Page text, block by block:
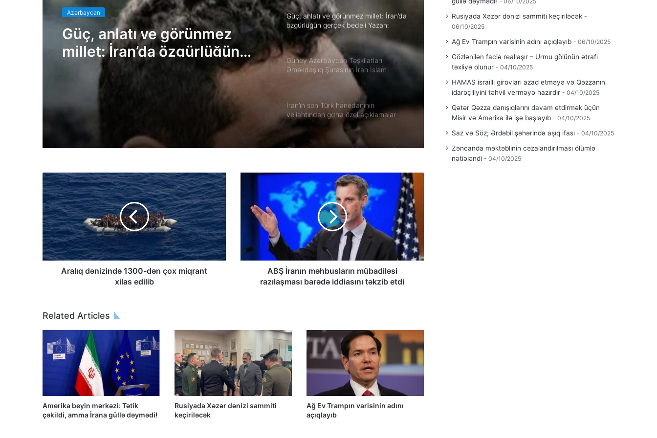
Azərbaycan
Güç, anlatı ve görünmez
millet: İran’da özgürlüğün
gerçek bedeli Yazan: Ekber
Lekestani | İranlı–Amerikalı
bağımsız gazeteci
Güç, anlatı ve görünmez millet: İran’da
özgürlüğün gerçek bedeli Yazan:
Ekber Lekestani | İranlı–Amerikalı
bağımsız gazeteci
Güney Azərbaycan Təşkilatları
Əməkdaşlıq Şurasının İran İslam
Respublikası rejiminin Azərbaycan
Respublikasına qarşı təcavüzkar
hücumunu qınayan bəyanatı
İran’ın son Türk hanedanının
veliahtından gdh’a özel açıklamalar
Qacarların həqiqi varisi ortaya çıxdı –
Güney Azərbaycan Təşkilatları
Əməkdaşlıq Şurasının Xalq etirazlarını
dəstəkləmək və küçə etirazlarına
çağırışla bağlı bəyanatı
“Əlilliyi olan qaçqın qadınların həyat
hekayələri”
“Yeni Müsavat”da Güney Azərbaycan
həbsxanasında eyləm keçiriblər
Qacar Şahlarının İtən Qəbirləri və Gizli
Vəsiyyətnamə — Princess Məryəm
Fəruqi Qacar ilə Özəl Müsahibə
Güney Azərbaycan təşkilatları və
Aralıq dənizində 1300-dən çox miqrant
xilas edilib
ABŞ İranın məhbusların mübadiləsi
razılaşması barədə iddiasını təkzib etdi
Related Articles
Amerika beyin mərkəzi: Tətik
çəkildi, amma İrana güllə dəymədi!
Rusiyada Xəzər dənizi sammiti
keçiriləcək
Ağ Ev Trampın varisinin adını
açıqlayıb
Rusiyada Xəzər dənizi sammiti keçiriləcək
06/10/2025
Ağ Ev Trampın varisinin adını açıqlayıb 06/10/2025
Gözlənilən faciə reallaşır – Urmu gölünün ətrafı
təxliyə olunur
04/10/2025
HAMAS israilli girovları azad etməyə və Qəzzanın
idarəçiliyini təhvil verməyə hazırdır
04/10/2025
Qətər Qəzza danışıqlarını davam etdirmək üçün
Misir və Amerika ilə işə başlayıb
04/10/2025
Saz və Söz; Ərdəbil şəhərində aşıq ifası 04/10/2025
Zəncanda məktəblinin cəzalandırılması ölümlə
nətiələndi
04/10/2025